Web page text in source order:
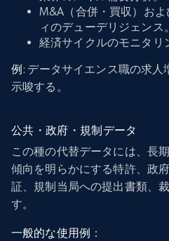
M&A（合併・買収）お
ィのデューデリジェンス。
経済サイクルのモニタリ
例: データサイエンス職の求人
示唆する。
公共・政府・規制データ
この種の代替データには、長
傾向を明らかにする特許、政
証、規制当局への提出書類、
す。
一般的な使用例 ：